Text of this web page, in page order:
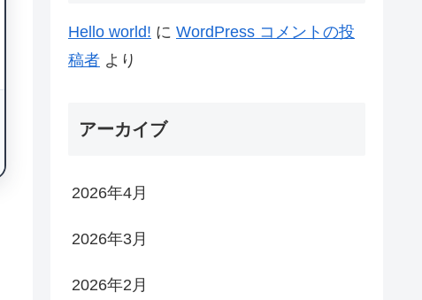
Hello world! に WordPress コメントの投
稿者 より
アーカイブ
2026年4月
2026年3月
2026年2月